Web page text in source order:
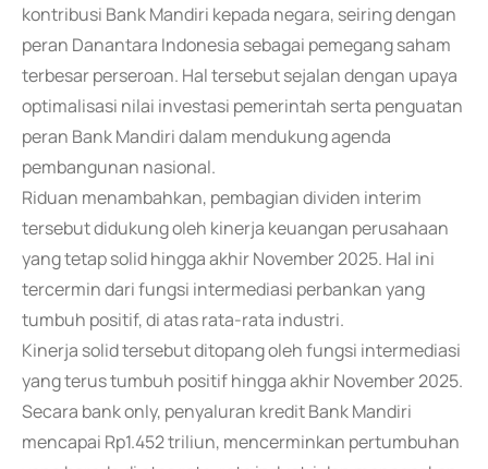
kontribusi Bank Mandiri kepada negara, seiring dengan
peran Danantara Indonesia sebagai pemegang saham
terbesar perseroan. Hal tersebut sejalan dengan upaya
optimalisasi nilai investasi pemerintah serta penguatan
peran Bank Mandiri dalam mendukung agenda
pembangunan nasional.
Riduan menambahkan, pembagian dividen interim
tersebut didukung oleh kinerja keuangan perusahaan
yang tetap solid hingga akhir November 2025. Hal ini
tercermin dari fungsi intermediasi perbankan yang
tumbuh positif, di atas rata-rata industri.
Kinerja solid tersebut ditopang oleh fungsi intermediasi
yang terus tumbuh positif hingga akhir November 2025.
Secara bank only, penyaluran kredit Bank Mandiri
mencapai Rp1.452 triliun, mencerminkan pertumbuhan